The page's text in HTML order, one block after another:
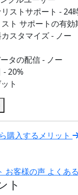
ストサポート - 24
ト サポートの有効
スタマイズ - ノー
タの配信 - ノー
- 20%
ト
購入するメリット
お客様の声 よくあ
ト